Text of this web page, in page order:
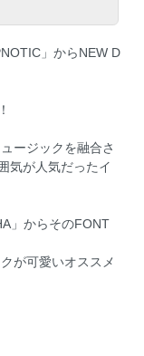
」からNEW D
ージックを融合さ
気が人気だったイ
」からそのFONT
が可愛いオススメ